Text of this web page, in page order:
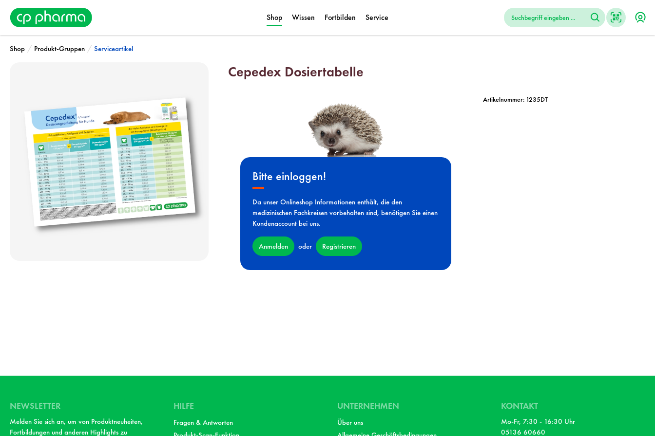
Shop Wissen Fortbilden Service
Shop / Produkt-Gruppen / Serviceartikel
Cepedex Dosiertabelle
Bitte einloggen!
Da unser Onlineshop Informationen enthält, die den
medizinischen Fachkreisen vorbehalten sind, benötigen Sie einen
Kundenaccount bei uns.
Anmelden oder Registrieren
Artikelnummer: 1235DT
NEWSLETTER
Melden Sie sich an, um von Produktneuheiten,
Fortbildungen und anderen Highlights zu
HILFE
Fragen & Antworten
UNTERNEHMEN
Über uns
KONTAKT
Mo-Fr, 7:30 - 16:30 Uhr
05136 60660